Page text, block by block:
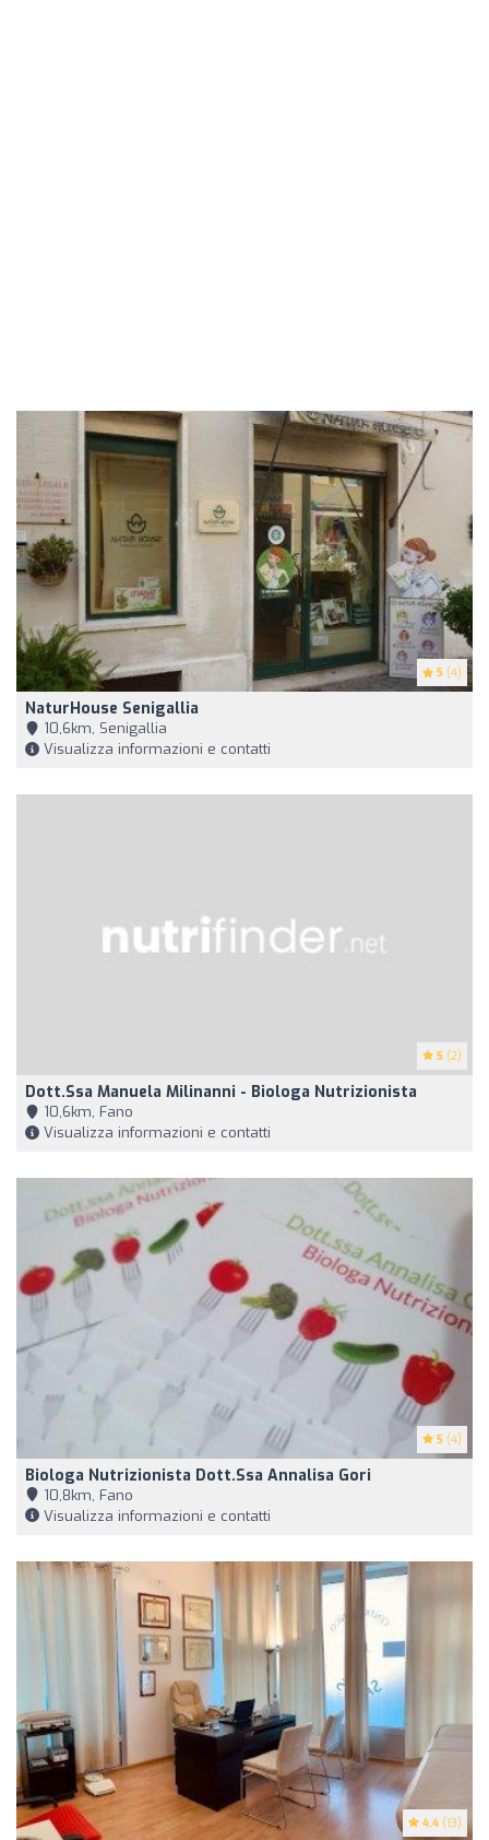
5 (4)
NaturHouse Senigallia
10,6km, Senigallia
Visualizza informazioni e contatti
5 (2)
Dott.ssa Manuela Milinanni - Biologa Nutrizionista
10,6km, Fano
Visualizza informazioni e contatti
5 (4)
Biologa Nutrizionista Dott.ssa Annalisa Gori
10,8km, Fano
Visualizza informazioni e contatti
4.4 (13)